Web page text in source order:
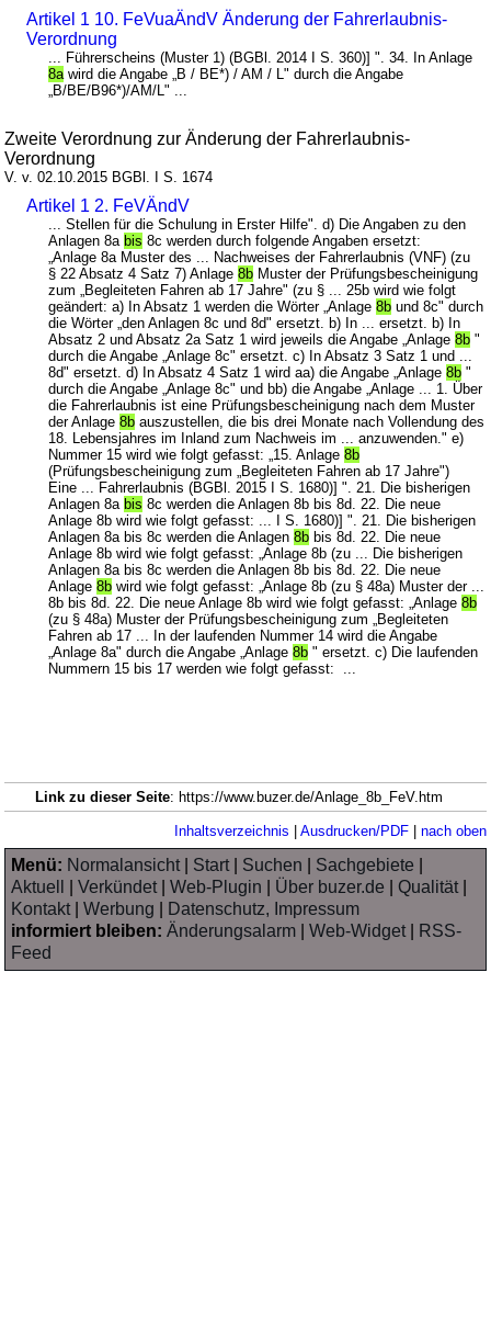
Artikel 1 10. FeVuaÄndV Änderung der Fahrerlaubnis-
Verordnung
... Führerscheins (Muster 1) (BGBl. 2014 I S. 360)] ". 34. In Anlage
8a wird die Angabe „B / BE*) / AM / L" durch die Angabe
„B/BE/B96*)/AM/L" ...
Zweite Verordnung zur Änderung der Fahrerlaubnis-
Verordnung
V. v. 02.10.2015 BGBl. I S. 1674
Artikel 1 2. FeVÄndV
... Stellen für die Schulung in Erster Hilfe". d) Die Angaben zu den
Anlagen 8abis 8c werden durch folgende Angaben ersetzt:
„Anlage 8a Muster des ... Nachweises der Fahrerlaubnis (VNF) (zu
§ 22 Absatz 4 Satz 7) Anlage8b Muster der Prüfungsbescheinigung
zum „Begleiteten Fahren ab 17 Jahre" (zu § ... 25b wird wie folgt
geändert: a) In Absatz 1 werden die Wörter „Anlage8b und 8c" durch
die Wörter „den Anlagen 8c und 8d" ersetzt. b) In ... ersetzt. b) In
Absatz 2 und Absatz 2a Satz 1 wird jeweils die Angabe „Anlage8b "
durch die Angabe „Anlage 8c" ersetzt. c) In Absatz 3 Satz 1 und ...
8d" ersetzt. d) In Absatz 4 Satz 1 wird aa) die Angabe „Anlage8b "
durch die Angabe „Anlage 8c" und bb) die Angabe „Anlage ... 1. Über
die Fahrerlaubnis ist eine Prüfungsbescheinigung nach dem Muster
der Anlage8b auszustellen, die bis drei Monate nach Vollendung des
18. Lebensjahres im Inland zum Nachweis im ... anzuwenden." e)
Nummer 15 wird wie folgt gefasst: „15. Anlage8b
(Prüfungsbescheinigung zum „Begleiteten Fahren ab 17 Jahre")
Eine ... Fahrerlaubnis (BGBl. 2015 I S. 1680)] ". 21. Die bisherigen
Anlagen 8abis 8c werden die Anlagen 8b bis 8d. 22. Die neue
Anlage 8b wird wie folgt gefasst: ... I S. 1680)] ". 21. Die bisherigen
Anlagen 8a bis 8c werden die Anlagen8b bis 8d. 22. Die neue
Anlage 8b wird wie folgt gefasst: „Anlage 8b (zu ... Die bisherigen
Anlagen 8a bis 8c werden die Anlagen 8b bis 8d. 22. Die neue
Anlage8b wird wie folgt gefasst: „Anlage 8b (zu § 48a) Muster der ...
8b bis 8d. 22. Die neue Anlage 8b wird wie folgt gefasst: „Anlage8b
(zu § 48a) Muster der Prüfungsbescheinigung zum „Begleiteten
Fahren ab 17 ... In der laufenden Nummer 14 wird die Angabe
„Anlage 8a" durch die Angabe „Anlage8b " ersetzt. c) Die laufenden
Nummern 15 bis 17 werden wie folgt gefasst: ...
Link zu dieser Seite: https://www.buzer.de/Anlage_8b_FeV.htm
Inhaltsverzeichnis | Ausdrucken/PDF| nach oben
Menü: Normalansicht| Start| Suchen Sachgebiete
Aktuell
|Verkündet|Web-Plugin Über buzer.de |Qualität|
Kontakt|Werbung
Datenschutz, Impressum
informiert bleiben: Änderungsalarm |Web-Widget|
RSS-
Feed